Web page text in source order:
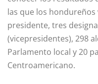
las que los
presidente, tres
(vicepresidentes), 298
Parlamento local y 20
Centroamericano.